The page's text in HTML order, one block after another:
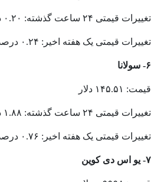
تغییرات قیمتی ۲۴ ساعت گذشته: ۰.۲۰ درصد کاهش
تغییرات قیمتی یک هفته اخیر: ۰.۲۴ درصد کاهش
۶- سولانا
قیمت: ۱۴۵.۵۱ دلار
تغییرات قیمتی ۲۴ ساعت گذشته: ۱.۸۸ درصد کاهش
تغییرات قیمتی یک هفته اخیر: ۰.۷۶ درصد کاهش
۷- یو اس دی کوین